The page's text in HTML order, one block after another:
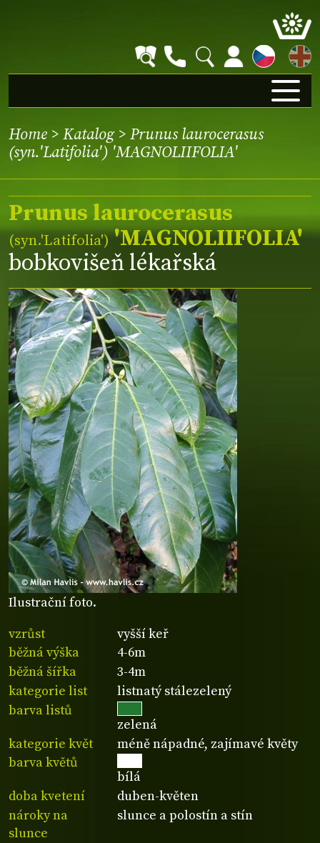
EN
Home > Katalog> Prunus laurocerasus
(syn.'Latifolia') 'MAGNOLIIFOLIA'
Ilustrační foto.
Prunus laurocerasus
(syn.'Latifolia')'MAGNOLIIFOLIA'
bobkovišeň lékařská
vzrůst
vyšší keř
běžná výška
4-6m
běžná šířka
3-4m
kategorie list
listnatý stálezelený
barva listů
zelená
kategorie květ
méně nápadné, zajímavé květy
barva květů
bílá
doba kvetení
duben-květen
nároky na
slunce
slunce a polostín a stín